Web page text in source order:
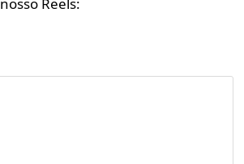
Reels: